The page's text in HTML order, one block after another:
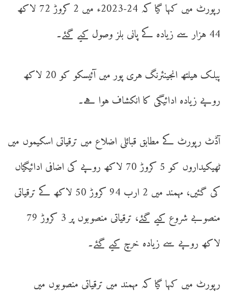
رپورٹ میں کہا گیا کہ 24-2023ء میں 2 کروڑ 72 لاکھ
44 ہزار سے زیادہ کے پانی بلز وصول کیے گئے۔
پبلک ہیلتھ انجینئرنگ ہری پور میں آئیسکو کو 20 لاکھ
روپے زیادہ ادائیگی کا انکشاف ہوا ہے۔
آڈٹ رپورٹ کے مطابق قبائلی اضلاع میں ترقیاتی اسکیموں میں
ٹھیکیداروں کو 5 کروڑ 70 لاکھ روپے کی اضافی ادائیگیاں
کی گئیں، مہمند میں 2 ارب 94 کروڑ 50 لاکھ کے ترقیاتی
منصوبے شروع کیے گئے، ترقیاتی منصوبوں پر 3 کروڑ 79
لاکھ روپے سے زیادہ خرچ کیے گئے۔
رپورٹ میں کہا گیا کہ مہمند میں ترقیاتی منصوبوں میں